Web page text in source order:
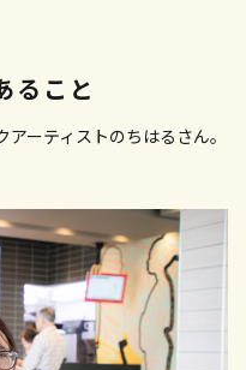
ること
ーティストのちはるさん。